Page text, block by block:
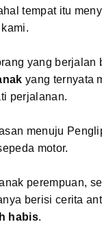
tempat itu
yang
yang ternyata
perjalanan.
menuju
motor.
perempuan,
berisi cerita
habis.